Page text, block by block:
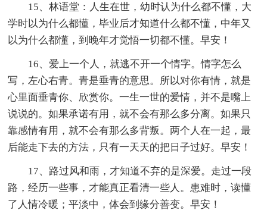
15、林语堂：人生在世，幼时认为什么都不懂，大
学时以为什么都懂，毕业后才知道什么都不懂，中年又
以为什么都懂，到晚年才觉悟一切都不懂。早安！
16、爱上一个人，就逃不开一个情字。情字怎么
写，左心右青。青是垂青的意思。所以对你有情，就是
心里面垂青你、欣赏你。一生一世的爱情，并不是嘴上
说说的。如果承诺有用，就不会有那么多分离。如果只
靠感情有用，就不会有那么多背叛。两个人在一起，最
后能走下去的方法，只有一天天的把日子过好。早安！
17、路过风和雨，才知道不弃的是深爱。走过一段
路，经历一些事，才能真正看清一些人。患难时，读懂
了人情冷暖；平淡中，体会到缘分善变。早安！